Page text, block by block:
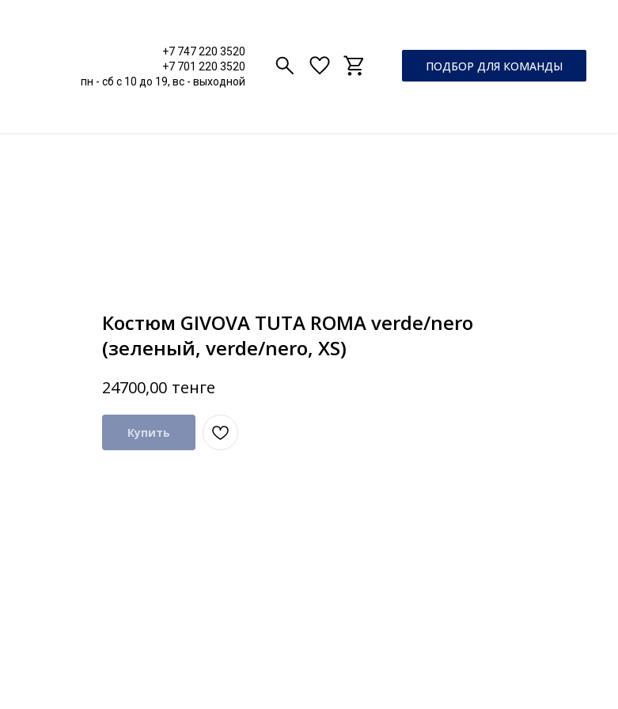
+7 747 220 3520
+7 701 220 3520
пн - сб c 10 до 19, вс - выходной
ПОДБОР ДЛЯ КОМАНДЫ
Костюм GIVOVA TUTA ROMA verde/nero
(зеленый, verde/nero, XS)
24700,00 тенге
Купить